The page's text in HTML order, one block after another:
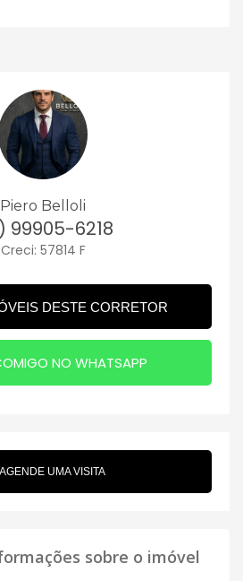
Piero Belloli
99905-6218
Creci: 57814 F
DESTE CORRETOR
NO WHATSAPP
AGENDE UMA VISITA
sobre o imóvel